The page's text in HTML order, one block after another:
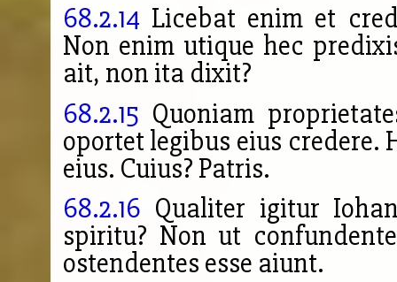
68.2.14 Licebat enim et
Non enim utique hec
ait, non ita dixit?
68.2.15 Quoniam
oportet legibus eius
eius. Cuius? Patris.
68.2.16 Qualiter igitur
spiritu? Non ut
ostendentes esse aiunt.